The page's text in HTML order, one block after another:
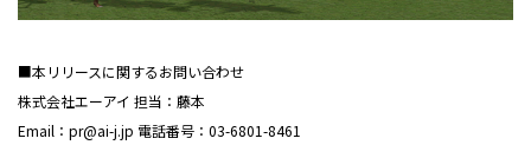
■本リリースに関するお問い合わせ
株式会社エーアイ 担当：藤本
Email：pr@ai-j.jp 電話番号：03-6801-8461